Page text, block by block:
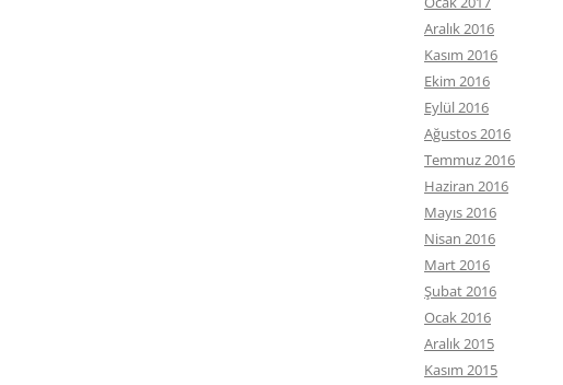
Aralık 2016
Kasım 2016
Ekim 2016
Eylül 2016
Ağustos 2016
Temmuz 2016
Haziran 2016
Mayıs 2016
Nisan 2016
Mart 2016
Şubat 2016
Ocak 2016
Aralık 2015
Kasım 2015